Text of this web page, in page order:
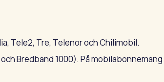
Tele2, Tre, Telenor och Chilimobil.
Bredband 1000). På mobilabonnemang